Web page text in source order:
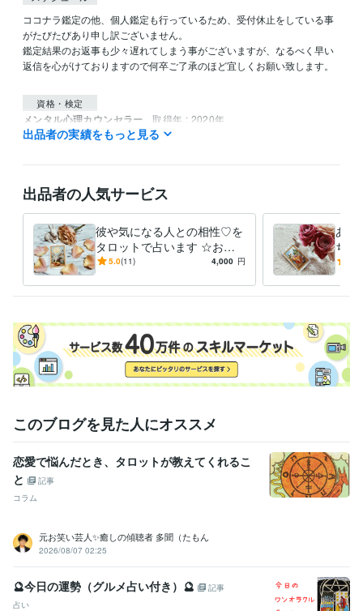
ココナラ鑑定の他、個人鑑定も行っているため、受付休止をしている事
がたびたびあり申し訳ございません。
鑑定結果のお返事も少々遅れてしまう事がございますが、なるべく早い
返信を心がけておりますので何卒ご了承のほど宜しくお願い致します。
資格・検定
メンタル心理カウンセラー 取得年 : 2020年
タロットリーディングマスター
タロットリーディングマスター 取得年 : 2018年
メンタル心理カウンセラー
四柱推命鑑定士 取得年 : 2018年
出品者の実績をもっと見る
出品者の人気サービス
彼や気になる人との相性♡を
タロットで占います ☆お相
手との今現在の相性をタロッ
5.0(11) 4,000 円
あな
ちや
やお
このブログを見た人にオススメ
恋愛で悩んだとき、タロットが教えてくれるこ
と
記事
コラム
元お笑い芸人✨癒しの傾聴者 多聞（たもん
2026/08/07 02:25
🔮今日の運勢（グルメ占い付き）🔮
記事
占い